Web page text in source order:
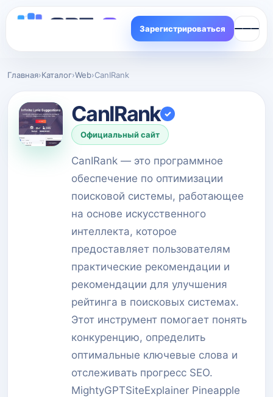
Зарегистрироваться
Главная›Каталог›Web›CanIRank
CanIRank ✓
Официальный сайт
CanIRank — это программное
обеспечение по оптимизации
поисковой системы, работающее
на основе искусственного
интеллекта, которое
предоставляет пользователям
практические рекомендации и
рекомендации для улучшения
рейтинга в поисковых системах.
Этот инструмент помогает понять
конкуренцию, определить
оптимальные ключевые слова и
отслеживать прогресс SEO.
MightyGPTSiteExplainer Pineapple